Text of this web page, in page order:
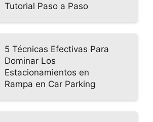
Tutorial Paso a Paso
5 Técnicas Efectivas Para
Dominar Los
Estacionamientos en
Rampa en Car Parking